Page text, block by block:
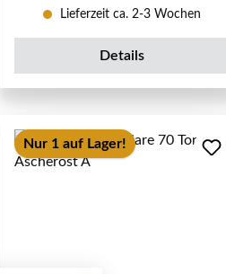
Lieferzeit ca. 2-3 Wochen
Details
Nur 1 auf Lager!